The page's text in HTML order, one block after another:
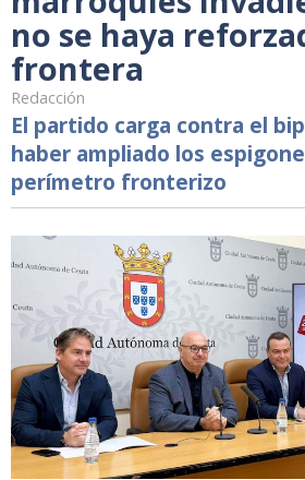
no se haya
frontera
Redacción
El partido carga contra el
haber ampliado los
perímetro fronterizo